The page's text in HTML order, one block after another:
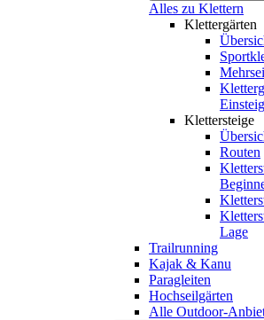
Alles zu Klettern
Klettergärten
Klettersteige
Routen
Lage
Trailrunning
Kajak & Kanu
Paragleiten
Hochseilgärten
Alle Outdoor-